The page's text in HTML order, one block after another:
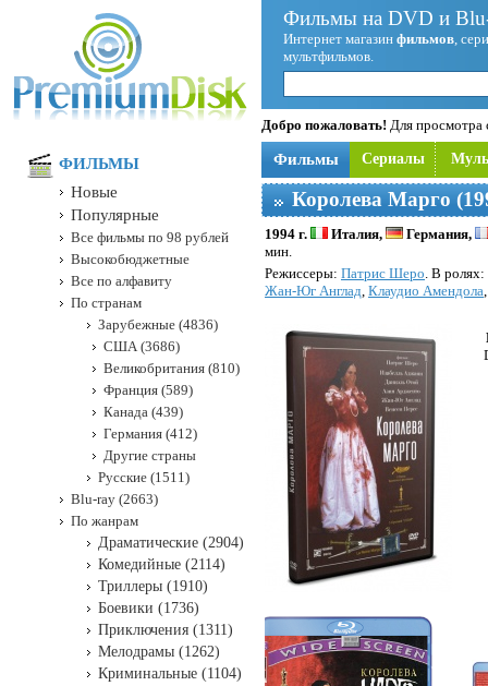
Фильмы на DVD и
Интернет магазин фильмов,
мультфильмов.
Добро пожаловать! Для просмотра
Фильмы Сериалы
Королева Марго
1994 г. Италия,
Германия,
мин.
Режисcеры: Патрис Шеро. В ролях:
Жан-Юг Англад, Клаудио Амендола
ФИЛЬМЫ
Новые
Популярные
Все фильмы по 98 рублей
Высокобюджетные
Все по алфавиту
По странам
Зарубежные (4836)
США (3686)
Великобритания (810)
Франция (589)
Канада (439)
Германия (412)
Другие страны
Русские (1511)
Blu-ray (2663)
По жанрам
Драматические (2904)
Комедийные (2114)
Триллеры (1910)
Боевики (1736)
Приключения (1311)
Мелодрамы (1262)
Криминальные (1104)